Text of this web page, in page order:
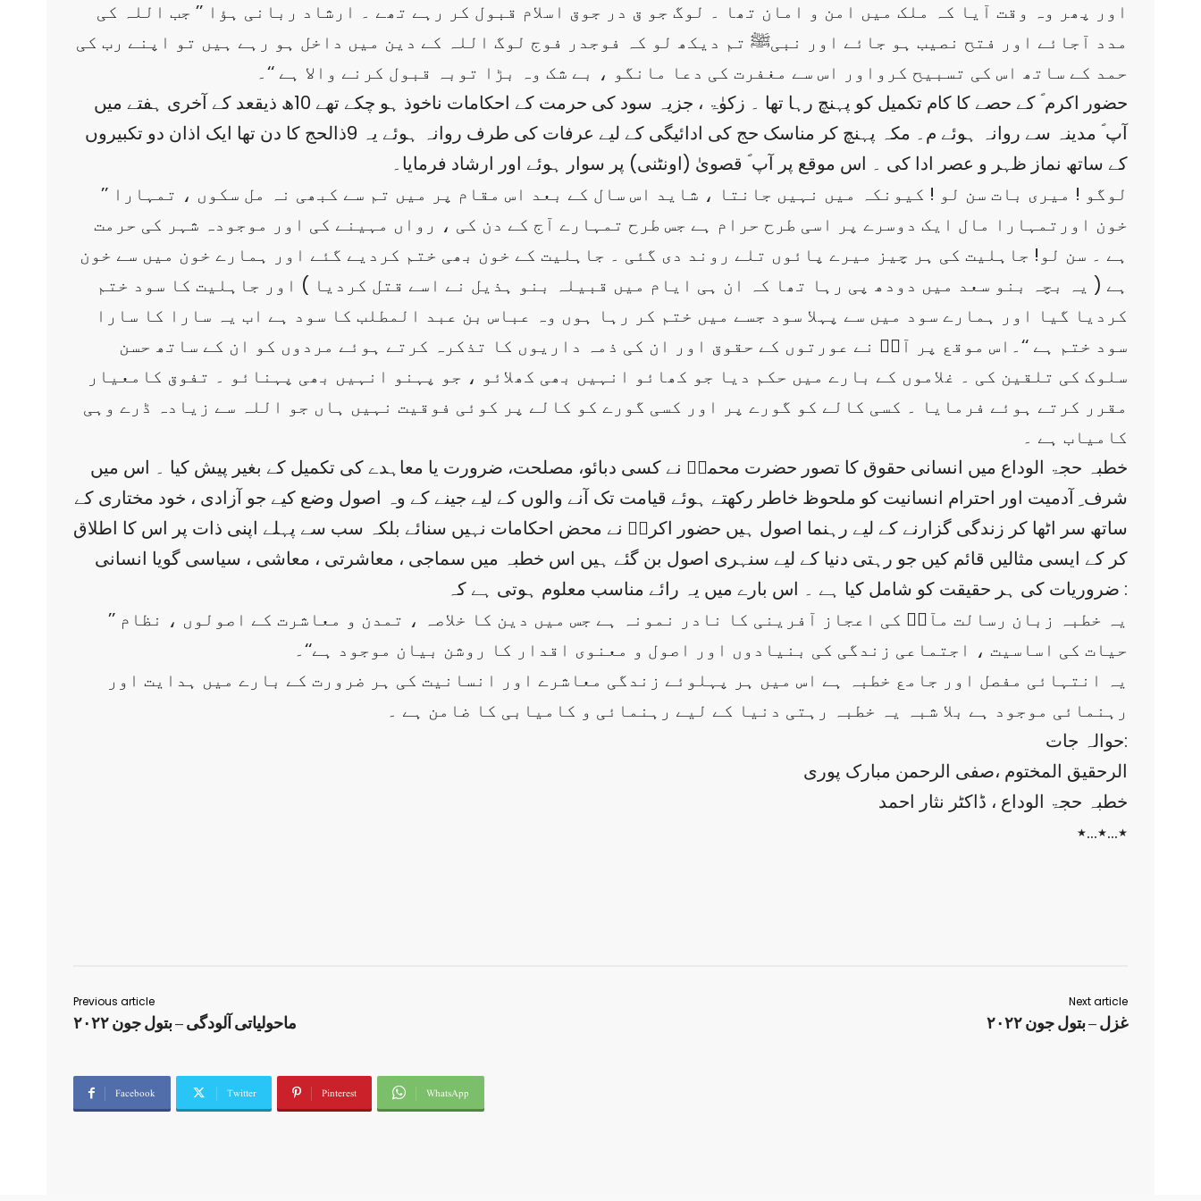
اور پھر وہ وقت آیا کہ ملک میں امن و امان تھا ۔ لوگ جو ق در جوق اسلام قبول کر رہے تھے ۔ ارشاد ربانی ہؤا ’’ جب اللہ کی
مدد آجائے اور فتح نصیب ہو جائے اور نبیﷺ تم دیکھ لو کہ فوجدر فوج لوگ اللہ کے دین میں داخل ہو رہے ہیں تو اپنے رب کی
حمد کے ساتھ اس کی تسبیح کرواور اس سے مغفرت کی دعا مانگو ، بے شک وہ بڑا توبہ قبول کرنے والا ہے ‘‘۔
حضور اکرم ؐ کے حصے کا کام تکمیل کو پہنچ رہا تھا ۔ زکوٰۃ ، جزیہ سود کی حرمت کے احکامات ناخوذ ہو چکے تھے 10ھ ذیقعد کے آخری ہفتے میں
آپ ؐ مدینہ سے روانہ ہوئے م۔ مکہ پہنچ کر مناسک حج کی ادائیگی کے لیے عرفات کی طرف روانہ ہوئے یہ 9ذالحج کا دن تھا ایک اذان دو تکبیروں
کے ساتھ نماز ظہر و عصر ادا کی ۔ اس موقع پر آپ ؐ قصویٰ (اونٹنی) پر سوار ہوئے اور ارشاد فرمایا۔
’’ لوگو ! میری بات سن لو ! کیونکہ میں نہیں جانتا ، شاید اس سال کے بعد اس مقام پر میں تم سے کبھی نہ مل سکوں ، تمہارا
خون اورتمہارا مال ایک دوسرے پر اسی طرح حرام ہے جس طرح تمہارے آج کے دن کی ، رواں مہینے کی اور موجودہ شہر کی حرمت
ہے ۔ سن لو! جاہلیت کی ہر چیز میرے پائوں تلے روند دی گئی ۔ جاہلیت کے خون بھی ختم کردیے گئے اور ہمارے خون میں سے خون
ہے ( یہ بچہ بنو سعد میں دودھ پی رہا تھا کہ ان ہی ایام میں قبیلہ بنو ہذیل نے اسے قتل کردیا ) اور جاہلیت کا سود ختم
کردیا گیا اور ہمارے سود میں سے پہلا سود جسے میں ختم کر رہا ہوں وہ عباس بن عبد المطلب کا سود ہے اب یہ سارا کا سارا
سود ختم ہے ‘‘۔اس موقع پر آپؐ نے عورتوں کے حقوق اور ان کی ذمہ داریوں کا تذکرہ کرتے ہوئے مردوں کو ان کے ساتھ حسن
سلوک کی تلقین کی ۔ غلاموں کے بارے میں حکم دیا جو کھائو انہیں بھی کھلائو ، جو پہنو انہیں بھی پہنائو ۔ تفوق کامعیار
مقرر کرتے ہوئے فرمایا ۔ کسی کالے کو گورے پر اور کسی گورے کو کالے پر کوئی فوقیت نہیں ہاں جو اللہ سے زیادہ ڈرے وہی
کامیاب ہے ۔
خطبہ حجۃ الوداع میں انسانی حقوق کا تصور حضرت محمدؐ نے کسی دبائو، مصلحت، ضرورت یا معاہدے کی تکمیل کے بغیر پیش کیا ۔ اس میں
شرف ِ آدمیت اور احترام انسانیت کو ملحوظ خاطر رکھتے ہوئے قیامت تک آنے والوں کے لیے جینے کے وہ اصول وضع کیے جو آزادی ، خود مختاری کے
ساتھ سر اٹھا کر زندگی گزارنے کے لیے رہنما اصول ہیں حضور اکرمؐ نے محض احکامات نہیں سنائے بلکہ سب سے پہلے اپنی ذات پر اس کا اطلاق
کر کے ایسی مثالیں قائم کیں جو رہتی دنیا کے لیے سنہری اصول بن گئے ہیں اس خطبہ میں سماجی ، معاشرتی ، معاشی ، سیاسی گویا انسانی
ضروریات کی ہر حقیقت کو شامل کیا ہے ۔ اس بارے میں یہ رائے مناسب معلوم ہوتی ہے کہ :
’’ یہ خطبہ زبان رسالت مآبؐ کی اعجاز آفرینی کا نادر نمونہ ہے جس میں دین کا خلاصہ ، تمدن و معاشرت کے اصولوں ، نظام
حیات کی اساسیت ، اجتماعی زندگی کی بنیادوں اور اصول و معنوی اقدار کا روشن بیان موجود ہے‘‘۔
یہ انتہائی مفصل اور جامع خطبہ ہے اس میں ہر پہلوئے زندگی معاشرے اور انسانیت کی ہر ضرورت کے بارے میں ہدایت اور
رہنمائی موجود ہے بلا شبہ یہ خطبہ رہتی دنیا کے لیے رہنمائی و کامیابی کا ضامن ہے ۔
حوالہ جات:
الرحقیق المختوم ،صفی الرحمن مبارک پوری
خطبہ حجۃ الوداع ، ڈاکٹر نثار احمد
٭…٭…٭
Previous article
ماحولیاتی آلودگی – بتول جون ۲۰۲۲
Next article
غزل – بتول جون ۲۰۲۲
Facebook Twitter Pinterest WhatsApp